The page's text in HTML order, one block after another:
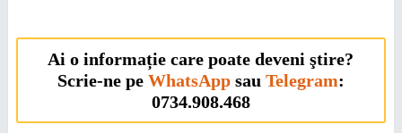
Ai o informație care poate deveni ştire?
Scrie-ne pe WhatsAppsau Telegram:
0734.908.468